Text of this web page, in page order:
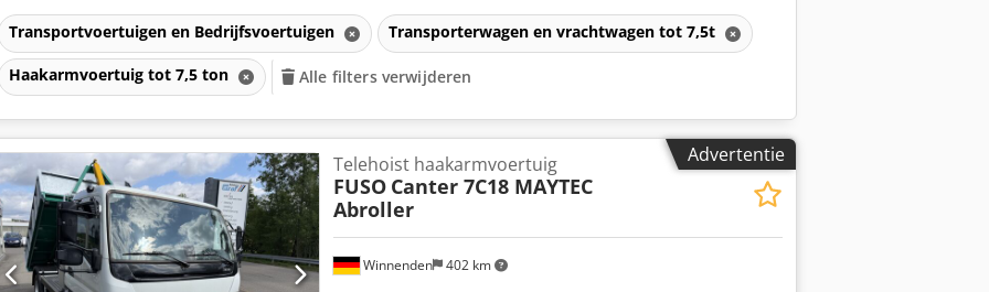
Transportvoertuigen en Bedrijfsvoertuigen Transporterwagen en vrachtwagen tot 7,5t
Haakarmvoertuig tot 7,5 ton Alle filters verwijderen
Advertentie
Winnenden 402 km
Telehoist haakarmvoertuig
FUSO Canter 7C18 MAYTEC
Abroller